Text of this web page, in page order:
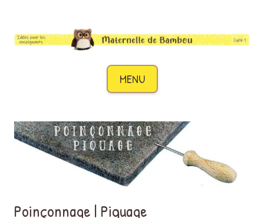
MENU
Aller au contenu
Poinçonnage | Piquage